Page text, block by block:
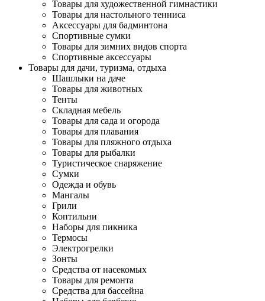
Товары для художественной гимнастики
Товары для настольного тенниса
Аксессуары для бадминтона
Спортивные сумки
Товары для зимних видов спорта
Спортивные аксессуары
Товары для дачи, туризма, отдыха
Шашлыки на даче
Товары для животных
Тенты
Складная мебель
Товары для сада и огорода
Товары для плавания
Товары для пляжного отдыха
Товары для рыбалки
Туристическое снаряжение
Сумки
Одежда и обувь
Мангалы
Грили
Коптильни
Наборы для пикника
Термосы
Электрогрелки
Зонты
Средства от насекомых
Товары для ремонта
Средства для бассейна